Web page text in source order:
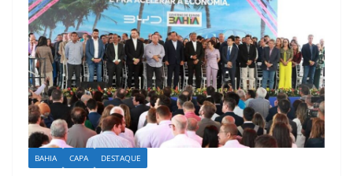
BAHIA CAPA DESTAQUE